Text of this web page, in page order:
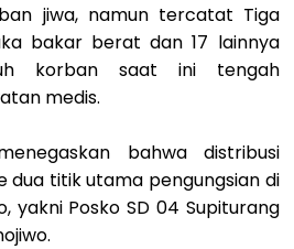
jiwa, namun tercatat Tiga
bakar berat dan 17 lainnya
korban saat ini tengah
medis.
bahwa distribusi
dua titik utama pengungsian di
yakni Posko SD 04 Supiturang